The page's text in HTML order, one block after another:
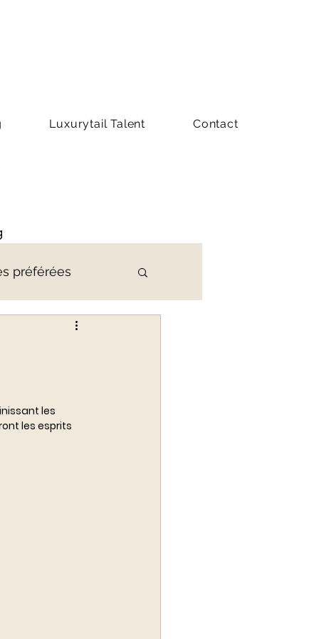
Luxurytail Talent Contact
préférées
les
les esprits